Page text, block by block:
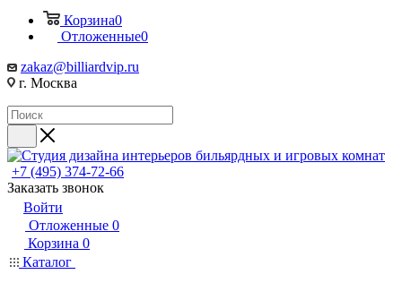
Корзина0
Отложенные0
zakaz@billiardvip.ru
г. Москва
+7 (495) 374-72-66
Заказать звонок
Войти
Отложенные 0
Корзина 0
Каталог